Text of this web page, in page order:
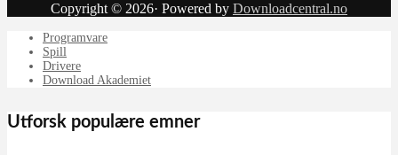
Copyright © 2026· Powered by Downloadcentral.no
Programvare
Spill
Drivere
Download Akademiet
Utforsk populære emner